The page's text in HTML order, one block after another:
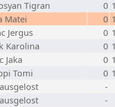
Tigran 0
Matei 0
Jergus 0
Karolina 0
Jaka 0
Tomi 0
-
-